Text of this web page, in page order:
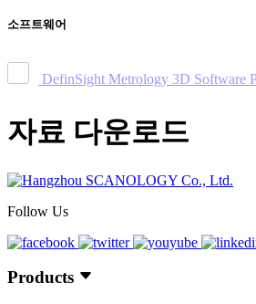
소프트웨어
DefinSight Metrology 3D Software
자료 다운로드
Follow Us
Products